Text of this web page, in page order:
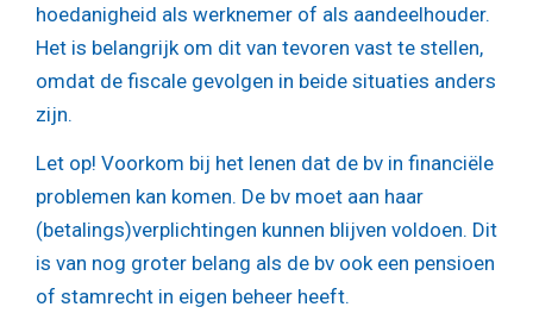
hoedanigheid als werknemer of als aandeelhouder.
Het is belangrijk om dit van tevoren vast te stellen,
omdat de fiscale gevolgen in beide situaties anders
zijn.
Let op! Voorkom bij het lenen dat de bv in financiële
problemen kan komen. De bv moet aan haar
(betalings)verplichtingen kunnen blijven voldoen. Dit
is van nog groter belang als de bv ook een pensioen
of stamrecht in eigen beheer heeft.